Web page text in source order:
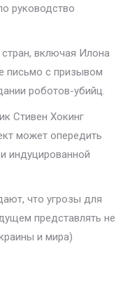
руководство
включая Илона
письмо с призывом
роботов-убийц.
Стивен Хокинг
может опередить
индуцированной
что угрозы для
представлять не
и мира)